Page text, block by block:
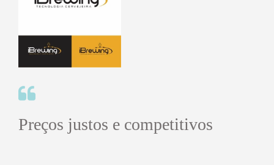
Preços justos e competitivos